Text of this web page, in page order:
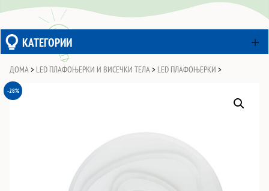
КАТЕГОРИИ
ДОМА > LED ПЛАФОЊЕРКИ И ВИСЕЧКИ ТЕЛА > LED ПЛАФОЊЕРКИ >
-28%